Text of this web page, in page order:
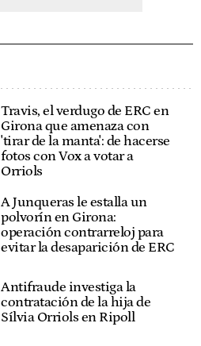
Travis, el verdugo de ERC en
Girona que amenaza con
'tirar de la manta': de hacerse
fotos con Vox a votar a
Orriols
A Junqueras le estalla un
polvorín en Girona:
operación contrarreloj para
evitar la desaparición de ERC
Antifraude investiga la
contratación de la hija de
Sílvia Orriols en Ripoll